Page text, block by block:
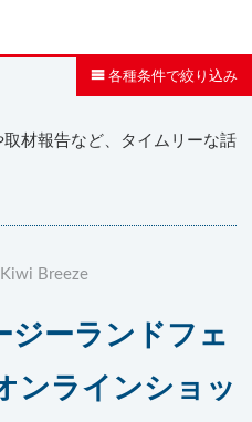
各種条件で絞り込み
材報告など、タイムリーな話
Breeze
ジーランドフェ
ンラインショッ